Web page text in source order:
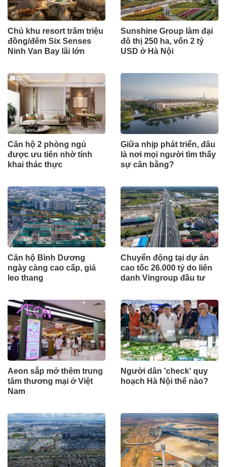
Chủ khu resort trăm triệu
đồng/đêm Six Senses
Ninh Van Bay lãi lớn
Sunshine Group làm đại
đô thị 250 ha, vốn 2 tỷ
USD ở Hà Nội
Căn hộ 2 phòng ngủ
được ưu tiên nhờ tính
khai thác thực
Giữa nhịp phát triển, đâu
là nơi mọi người tìm thấy
sự cân bằng?
Căn hộ Bình Dương
ngày càng cao cấp, giá
leo thang
Chuyển động tại dự án
cao tốc 26.000 tỷ do liên
danh Vingroup đầu tư
Aeon sắp mở thêm trung
tâm thương mại ở Việt
Nam
Người dân 'check' quy
hoạch Hà Nội thế nào?